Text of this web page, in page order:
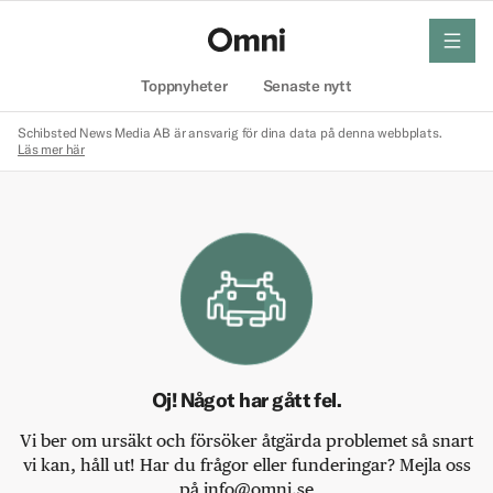
Toppnyheter Senaste nytt
meny
Schibsted News Media AB är ansvarig för dina data på denna webbplats.
Läs mer här
Oj! Något har gått fel.
Vi ber om ursäkt och försöker åtgärda problemet så snart
vi kan, håll ut! Har du frågor eller funderingar? Mejla oss